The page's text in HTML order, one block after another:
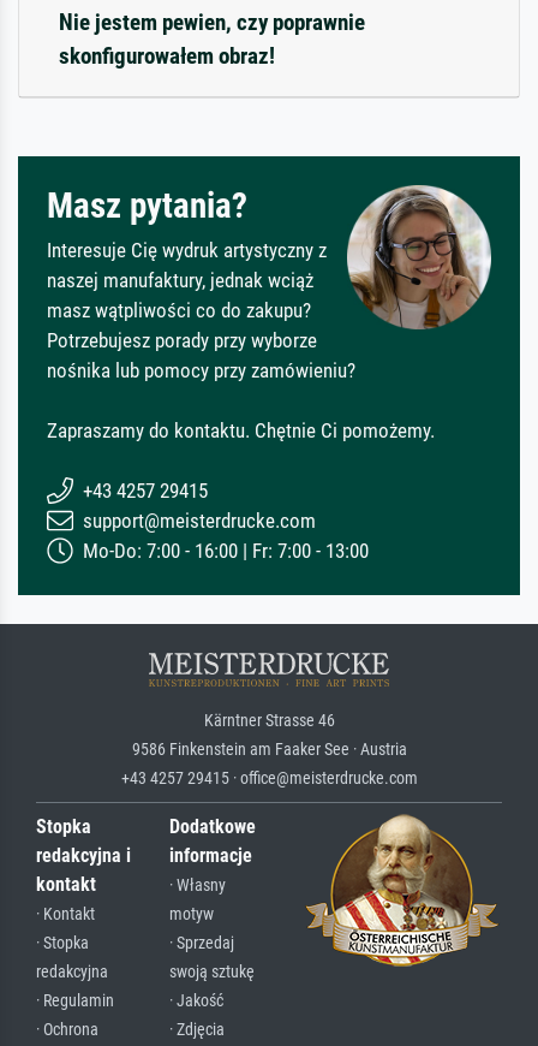
Nie jestem pewien, czy poprawnie
skonfigurowałem obraz!
Masz pytania?
Interesuje Cię wydruk artystyczny z
naszej manufaktury, jednak wciąż
masz wątpliwości co do zakupu?
Potrzebujesz porady przy wyborze
nośnika lub pomocy przy zamówieniu?
Zapraszamy do kontaktu. Chętnie Ci pomożemy.
+43 4257 29415
support@meisterdrucke.com
Mo-Do: 7:00 - 16:00 | Fr: 7:00 - 13:00
Kärntner Strasse 46
9586 Finkenstein am Faaker See · Austria
+43 4257 29415 · office@meisterdrucke.com
Stopka
redakcyjna i
kontakt
· Kontakt
· Stopka
redakcyjna
· Regulamin
· Ochrona
Dodatkowe
informacje
· Własny
motyw
· Sprzedaj
swoją sztukę
· Jakość
· Zdjęcia